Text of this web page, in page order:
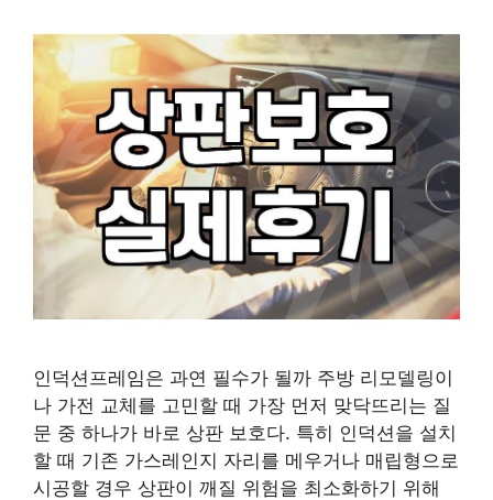
인덕션프레임은 과연 필수가 될까 주방 리모델링이
나 가전 교체를 고민할 때 가장 먼저 맞닥뜨리는 질
문 중 하나가 바로 상판 보호다. 특히 인덕션을 설치
할 때 기존 가스레인지 자리를 메우거나 매립형으로
시공할 경우 상판이 깨질 위험을 최소화하기 위해